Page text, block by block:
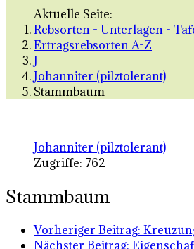
Aktuelle Seite:
Rebsorten - Unterlagen -
Ertragsrebsorten A-Z
J
Johanniter (pilztolerant)
Stammbaum
Johanniter (pilztolerant)
Zugriffe: 762
Stammbaum
Vorheriger Beitrag:
Nächster Beitrag: